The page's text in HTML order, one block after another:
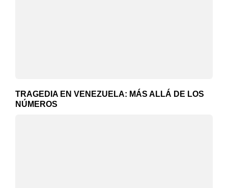
TRAGEDIA EN VENEZUELA: MÁS ALLÁ DE LOS
NÚMEROS